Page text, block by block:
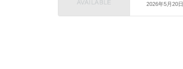
2026年5月20日